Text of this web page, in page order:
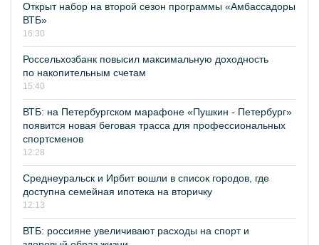
Открыт набор на второй сезон программы «Амбассадоры
ВТБ»
16:30
Россельхозбанк повысил максимальную доходность
по накопительным счетам
15:40
ВТБ: на Петербургском марафоне «Пушкин - Петербург»
появится новая беговая трасса для профессиональных
спортсменов
12:28
Среднеуральск и Ирбит вошли в список городов, где
доступна семейная ипотека на вторичку
12:13
ВТБ: россияне увеличивают расходы на спорт и